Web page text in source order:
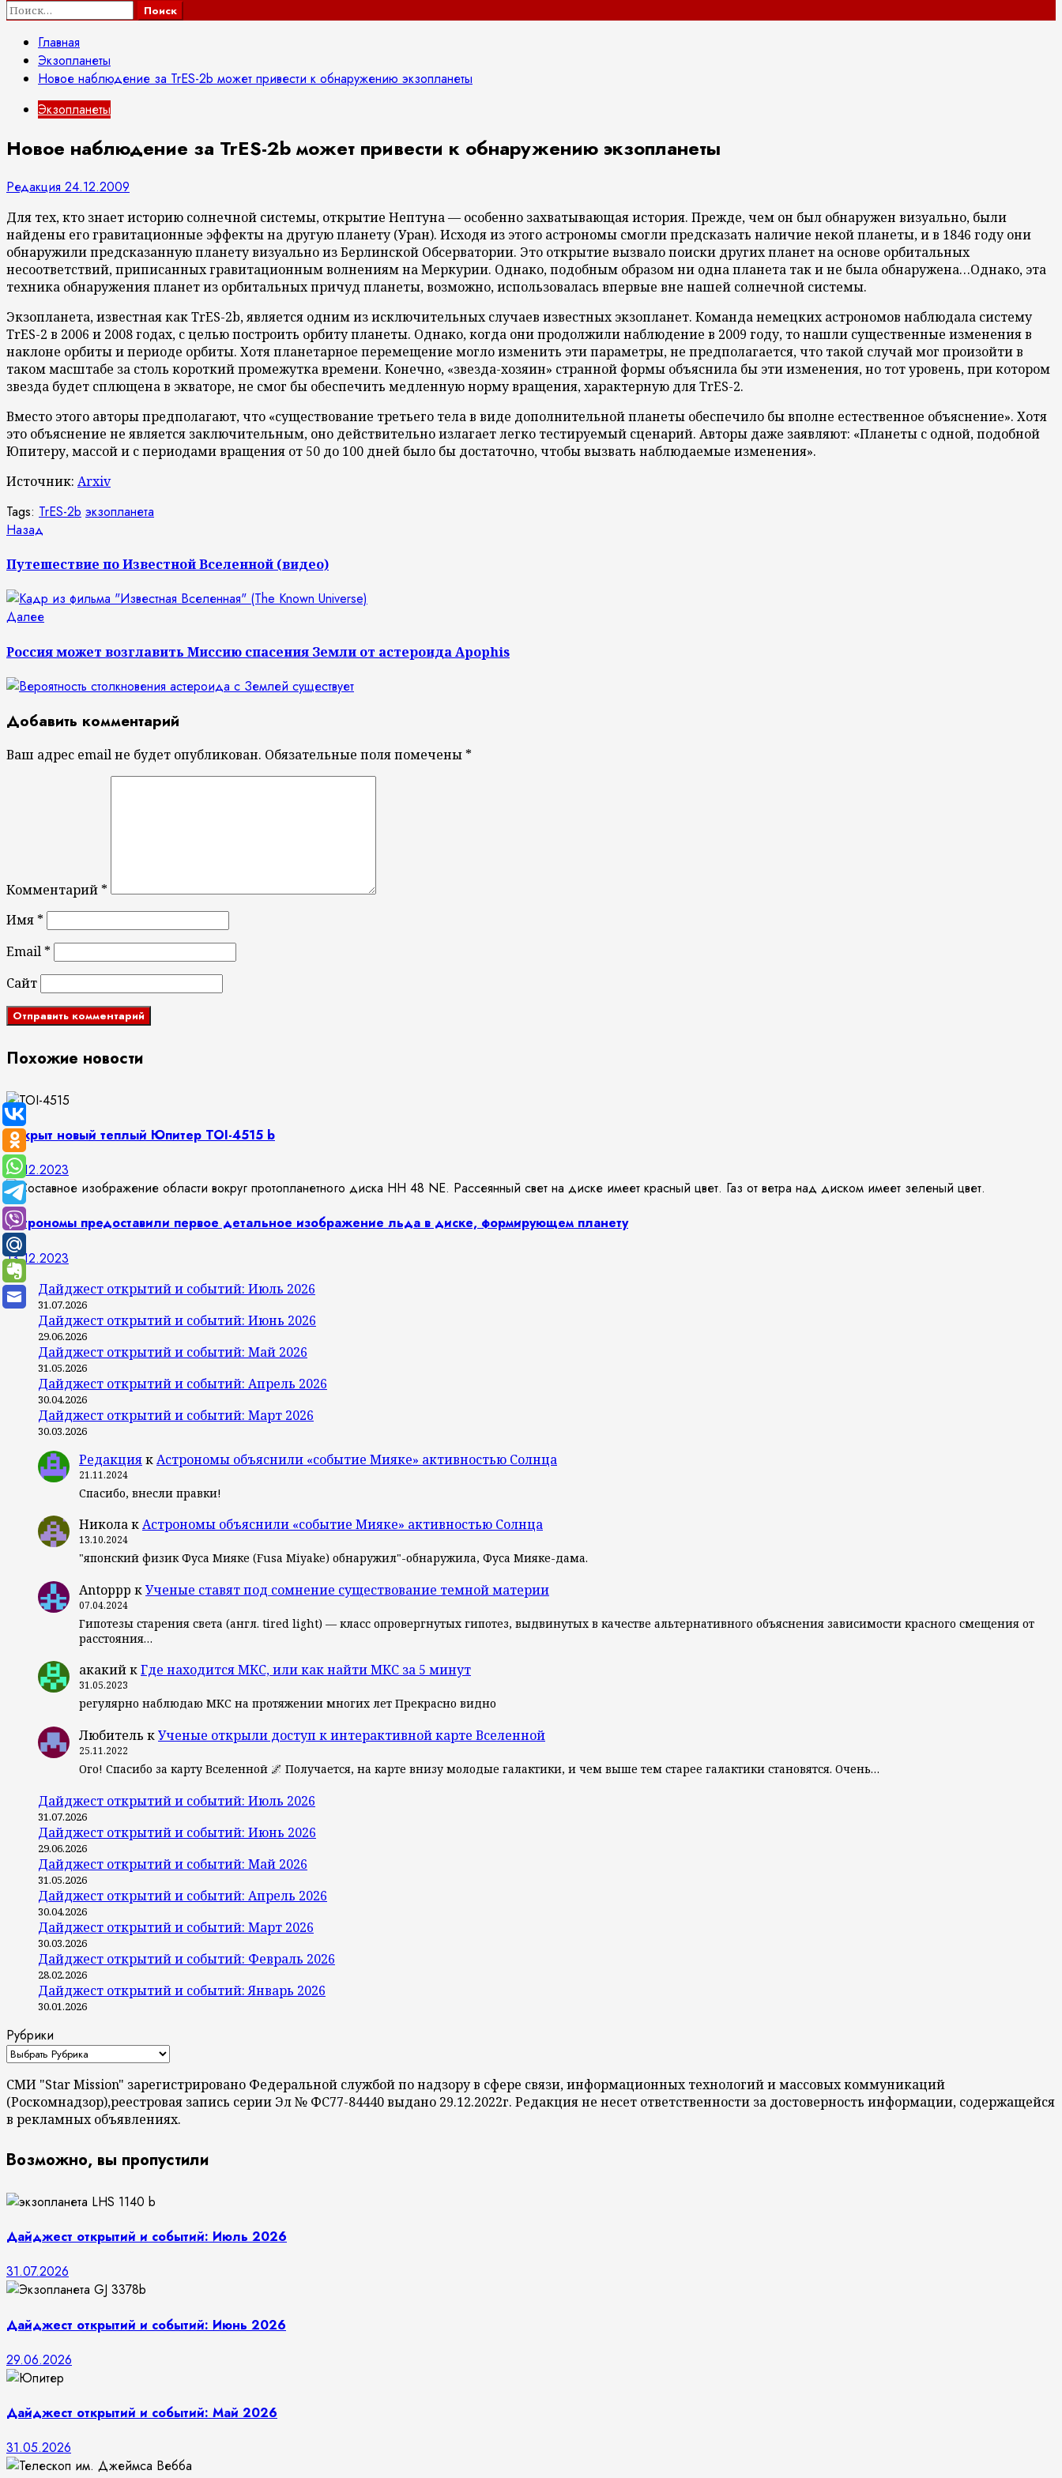
Найти:
Главная
Экзопланеты
Новое наблюдение за TrES-2b может привести к обнаружению экзопланеты
Экзопланеты
Новое наблюдение за TrES-2b может привести к обнаружению экзопланеты
Редакция 24.12.2009
Для тех, кто знает историю солнечной системы, открытие Нептуна — особенно захватывающая история. Прежде, чем он был обнаружен визуально, были
найдены его гравитационные эффекты на другую планету (Уран). Исходя из этого астрономы смогли предсказать наличие некой планеты, и в 1846 году они
обнаружили предсказанную планету визуально из Берлинской Обсерватории. Это открытие вызвало поиски других планет на основе орбитальных
несоответствий, приписанных гравитационным волнениям на Меркурии. Однако, подобным образом ни одна планета так и не была обнаружена…Однако, эта
техника обнаружения планет из орбитальных причуд планеты, возможно, использовалась впервые вне нашей солнечной системы.
Экзопланета, известная как TrES-2b, является одним из исключительных случаев известных экзопланет. Команда немецких астрономов наблюдала систему
TrES-2 в 2006 и 2008 годах, с целью построить орбиту планеты. Однако, когда они продолжили наблюдение в 2009 году, то нашли существенные изменения в
наклоне орбиты и периоде орбиты. Хотя планетарное перемещение могло изменить эти параметры, не предполагается, что такой случай мог произойти в
таком масштабе за столь короткий промежутка времени. Конечно, «звезда-хозяин» странной формы объяснила бы эти изменения, но тот уровень, при котором
звезда будет сплющена в экваторе, не смог бы обеспечить медленную норму вращения, характерную для TrES-2.
Вместо этого авторы предполагают, что «существование третьего тела в виде дополнительной планеты обеспечило бы вполне естественное объяснение». Хотя
это объяснение не является заключительным, оно действительно излагает легко тестируемый сценарий. Авторы даже заявляют: «Планеты с одной, подобной
Юпитеру, массой и с периодами вращения от 50 до 100 дней было бы достаточно, чтобы вызвать наблюдаемые изменения».
Источник: Arxiv
Tags: TrES-2b экзопланета
Продолжить
чтение
Назад
Путешествие по Известной Вселенной (видео)
ДалееСледующая
Россия может возглавить Миссию спасения Земли от астероида Apophis
Добавить комментарий
Ваш адрес email не будет опубликован. Обязательные поля помечены *
Комментарий *
Имя *
Email *
Сайт
Похожие новости
Открыт новый теплый Юпитер TOI-4515 b
14.12.2023
Астрономы предоставили первое детальное изображение льда в диске, формирующем планету
13.12.2023
Дайджест открытий и событий: Июль 2026
31.07.2026
Дайджест открытий и событий: Июнь 2026
29.06.2026
Дайджест открытий и событий: Май 2026
31.05.2026
Дайджест открытий и событий: Апрель 2026
30.04.2026
Дайджест открытий и событий: Март 2026
30.03.2026
РедакциякАстрономы объяснили «событие Мияке» активностью Солнца
21.11.2024
Спасибо, внесли правки!
НиколакАстрономы объяснили «событие Мияке» активностью Солнца
13.10.2024
"японский физик Фуса Мияке (Fusa Miyake) обнаружил"-обнаружила, Фуса Мияке-дама.
Antoppp кУченые ставят под сомнение существование темной материи
07.04.2024
Гипотезы старения света (англ. tired light) — класс опровергнутых гипотез, выдвинутых в качестве альтернативного объяснения зависимости красного смещения от
расстояния…
акакийкГде находится МКС, или как найти МКС за 5 минут
31.05.2023
регулярно наблюдаю МКС на протяжении многих лет Прекрасно видно
Любитель кУченые открыли доступ к интерактивной карте Вселенной
25.11.2022
Ого! Спасибо за карту Вселенной 🌌 Получается, на карте внизу молодые галактики, и чем выше тем старее галактики становятся. Очень…
Дайджест открытий и событий: Июль 2026
31.07.2026
Дайджест открытий и событий: Июнь 2026
29.06.2026
Дайджест открытий и событий: Май 2026
31.05.2026
Дайджест открытий и событий: Апрель 2026
30.04.2026
Дайджест открытий и событий: Март 2026
30.03.2026
Дайджест открытий и событий: Февраль 2026
28.02.2026
Дайджест открытий и событий: Январь 2026
30.01.2026
Рубрики
СМИ "Star Mission" зарегистрировано Федеральной службой по надзору в сфере связи, информационных технологий и массовых коммуникаций
(Роскомнадзор),реестровая запись серии Эл № ФС77-84440 выдано 29.12.2022г. Редакция не несет ответственности за достоверность информации, содержащейся
в рекламных объявлениях.
Возможно, вы пропустили
Дайджест открытий и событий: Июль 2026
31.07.2026
Дайджест открытий и событий: Июнь 2026
29.06.2026
Дайджест открытий и событий: Май 2026
31.05.2026